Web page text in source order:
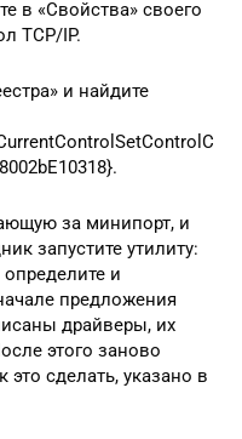
в «Свойства» своего
TCP/IP.
и найдите
за минипорт, и
запустите утилиту:
и
предложения
драйверы, их
этого заново
это сделать, указано в